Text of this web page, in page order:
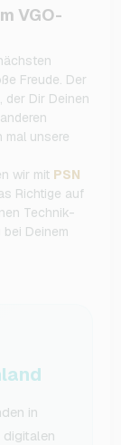
VGO-
Freude. Der
, der Dir Deinen
unsere
wir mit PSN
Richtige auf
Technik-
Deinem
in
digitalen